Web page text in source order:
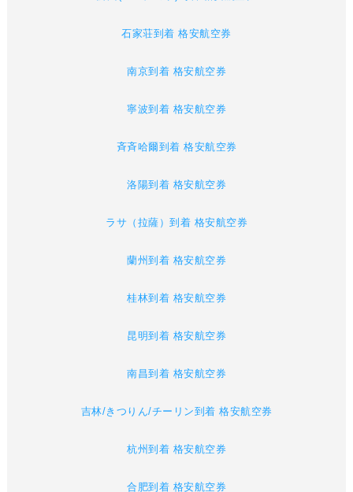
石家荘到着 格安航空券
南京到着 格安航空券
寧波到着 格安航空券
斉斉哈爾到着 格安航空券
洛陽到着 格安航空券
ラサ（拉薩）到着 格安航空券
蘭州到着 格安航空券
桂林到着 格安航空券
昆明到着 格安航空券
南昌到着 格安航空券
吉林/きつりん/チーリン到着 格安航空券
杭州到着 格安航空券
合肥到着 格安航空券